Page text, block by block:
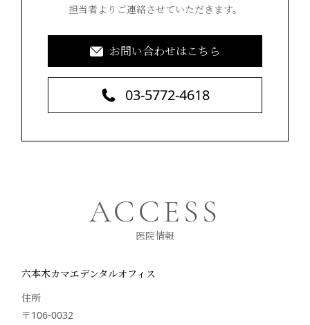
担当者よりご連絡させていただきます。
お問い合わせはこちら
03-5772-4618
ACCESS
医院情報
六本木カマエデンタルオフィス
住所
〒106-0032